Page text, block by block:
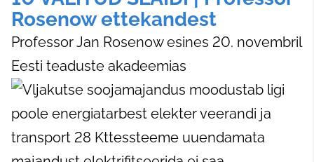
Rosenow ettekandest
Professor Jan Rosenow esines 20. novembril
Eesti teaduste akadeemias